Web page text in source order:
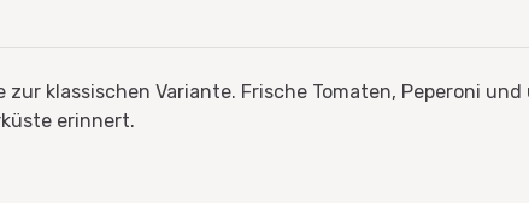
klassischen Variante. Frische Tomaten, Peperoni
erinnert.